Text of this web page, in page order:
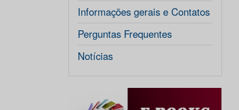
Informações gerais e Contatos
Perguntas Frequentes
Notícias